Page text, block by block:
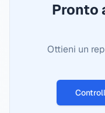
Pronto
Ottieni un